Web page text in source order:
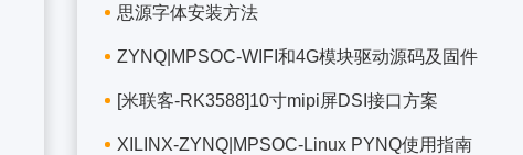
思源字体安装方法
ZYNQ|MPSOC-WIFI和4G模块驱动源码及固件
[米联客-RK3588]10寸mipi屏DSI接口方案
XILINX-ZYNQ|MPSOC-Linux PYNQ使用指南